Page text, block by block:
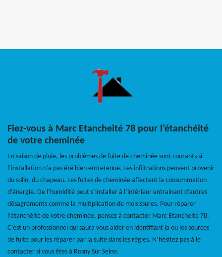
Fiez-vous à Marc Etancheité 78 pour l’étanchéité
de votre cheminée
En saison de pluie, les problèmes de fuite de cheminée sont courants si
l’installation n’a pas été bien entretenue. Les infiltrations peuvent provenir
du solin, du chapeau. Les fuites de cheminée affectent la consommation
d’énergie. De l’humidité peut s’installer à l’intérieur entrainant d’autres
désagréments comme la multiplication de moisissures. Pour réparer
l’étanchéité de votre cheminée, pensez à contacter Marc Etancheité 78.
C’est un professionnel qui saura vous aider en identifiant la ou les sources
de fuite pour les réparer par la suite dans les règles. N’hésitez pas à le
contacter si vous êtes à Rosny Sur Seine.